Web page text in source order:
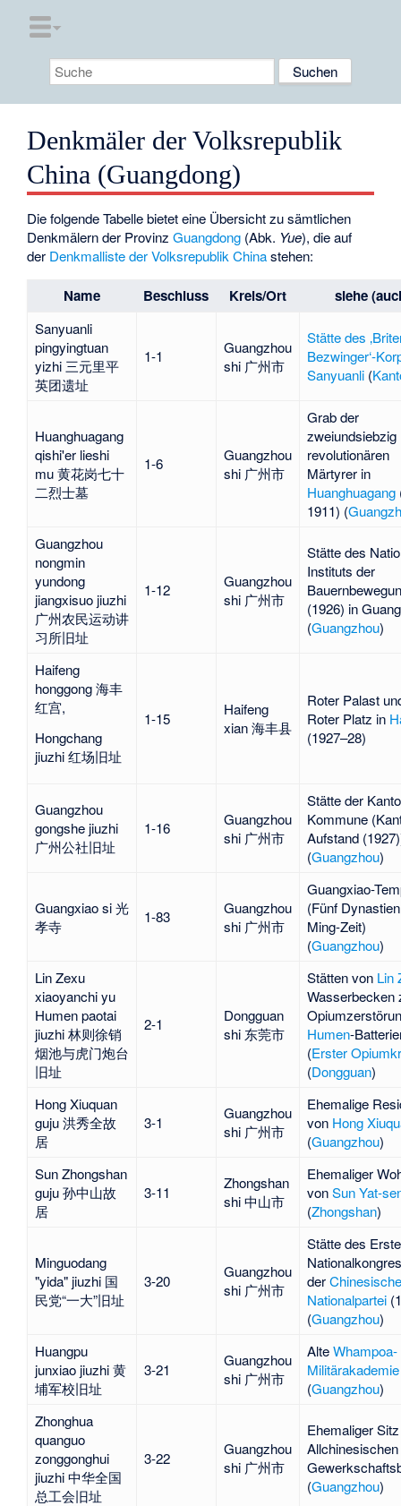
Denkmäler der Volksrepublik
China (Guangdong)
Die folgende Tabelle bietet eine Übersicht zu sämtlichen
Denkmälern der ProvinzGuangdong (Abk. Yue), die auf
der Denkmalliste der Volksrepublik Chinastehen:
Name Beschluss Kreis/Ort siehe
Sanyuanli
pingyingtuan
yizhi 三元里平
英团遗址
1-1
Guangzhou
shi 广州市
Stätte des
Bezwinger‘-
Sanyuanli(
Huanghuagang
qishi'er lieshi
mu 黄花岗七十
二烈士墓
1-6
Guangzhou
shi 广州市
Grab der
zweiundsiebzig
revolutionären
Märtyrer in
Huanghuagang
1911) (
Guangzhou
nongmin
yundong
jiangxisuo jiuzhi
广州农民运动讲
习所旧址
1-12
Guangzhou
shi 广州市
Stätte des
Instituts der
(1926) in
(Guangzhou)
Haifeng
honggong 海丰
红宫,
Hongchang
jiuzhi 红场旧址
1-15
Haifeng
xian 海丰县
Roter Palast
Roter Platz in
(1927–28)
Guangzhou
gongshe jiuzhi
广州公社旧址
1-16
Guangzhou
shi 广州市
Stätte der
Kommune(
Aufstand (1927)
(Guangzhou)
Guangxiao si 光
孝寺
1-83
Guangzhou
shi 广州市
Guangxiao-
(Fünf
Ming-Zeit)
(Guangzhou)
Lin Zexu
xiaoyanchi yu
Humen paotai
jiuzhi 林则徐销
烟池与虎门炮台
旧址
2-1
Dongguan
shi 东莞市
Stätten von Lin
Wasserbecken
Humen-
(Erster
(Dongguan)
Hong Xiuquan
guju 洪秀全故
居
3-1
Guangzhou
shi 广州市
Ehemalige
von Hong
(Guangzhou)
Sun Zhongshan
guju 孙中山故
居
3-11
Zhongshan
shi 中山市
Ehemaliger
vonSun Yat-
(Zhongshan)
Minguodang
"yida" jiuzhi 国
民党“一大”旧址
3-20
Guangzhou
shi 广州市
Stätte des
der
Nationalpartei
(Guangzhou)
Huangpu
junxiao jiuzhi 黄
埔军校旧址
3-21
Guangzhou
shi 广州市
AlteWhampoa-
Militärakademie
(Guangzhou)
Zhonghua
quanguo
zonggonghui
jiuzhi 中华全国
总工会旧址
3-22
Guangzhou
shi 广州市
Ehemaliger
Allchinesischen
(Guangzhou)